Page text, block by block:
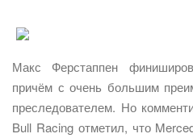
Макс Ферстаппен
причём с очень большим
преследователем. Но
Bull Racing отметил, что